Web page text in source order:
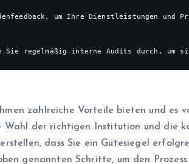
um Ihre Dienstleistungen und
Sie regelmäßig interne Audits durch, um
zahlreiche Vorteile bieten und es
Wahl der richtigen Institution und die
dass Sie ein Gütesiegel
genannten Schritte, um den